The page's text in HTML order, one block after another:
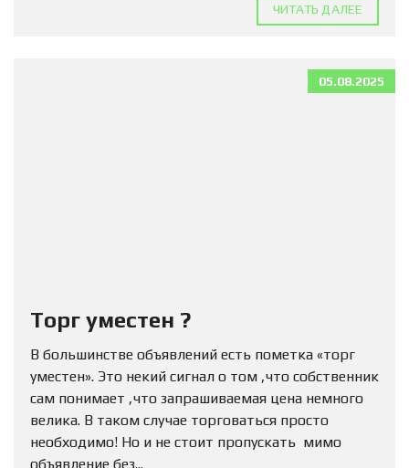
ЧИТАТЬ ДАЛЕЕ
05.08.2025
Торг уместен ?
В большинстве объявлений есть пометка «торг
уместен». Это некий сигнал о том ,что собственник
сам понимает ,что запрашиваемая цена немного
велика. В таком случае торговаться просто
необходимо! Но и не стоит пропускать мимо
объявление без...